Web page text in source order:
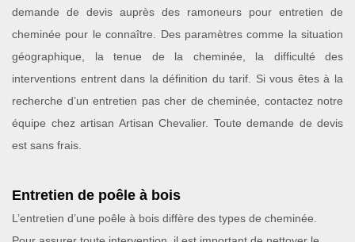
demande de devis auprès des ramoneurs pour entretien de
cheminée pour le connaître. Des paramètres comme la situation
géographique, la tenue de la cheminée, la difficulté des
interventions entrent dans la définition du tarif. Si vous êtes à la
recherche d’un entretien pas cher de cheminée, contactez notre
équipe chez artisan Artisan Chevalier. Toute demande de devis
est sans frais.
Entretien de poêle à bois
L’entretien d’une poêle à bois diffère des types de cheminée.